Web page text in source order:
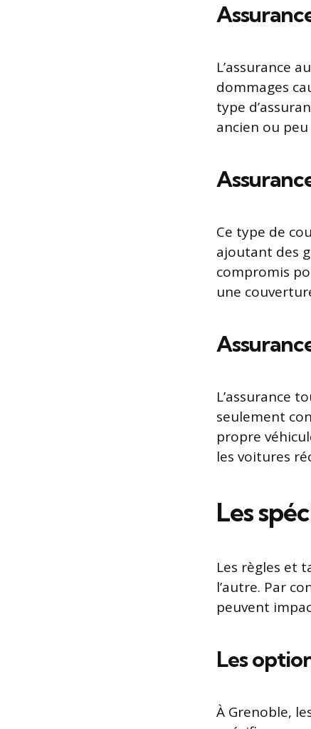
L’assurance
dommages
type
ancien ou
Ce type de
ajoutant des
compromis
une
L’assurance
seulement
propre
les voitures
Les
Les règles et
l’autre. Par
peuvent
Les
À Grenoble,